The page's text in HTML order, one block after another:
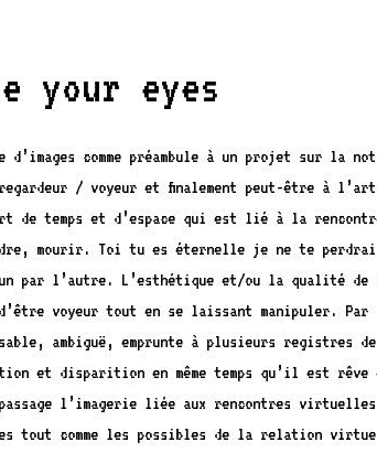
your eyes
comme préambule à un projet sur la
/ voyeur et finalement peut-être à
de temps et d’espace qui est lié à la
mourir. Toi tu es éternel­le je ne te
l’autre. L’esthétique et/ou la qualité de
voyeur tout en se laissant manipuler.
ambiguë, emprunte à plusieurs registres
et disparition en même temps qu’il est rêve
l’imagerie liée aux rencontres
tout comme les possibles de la relation